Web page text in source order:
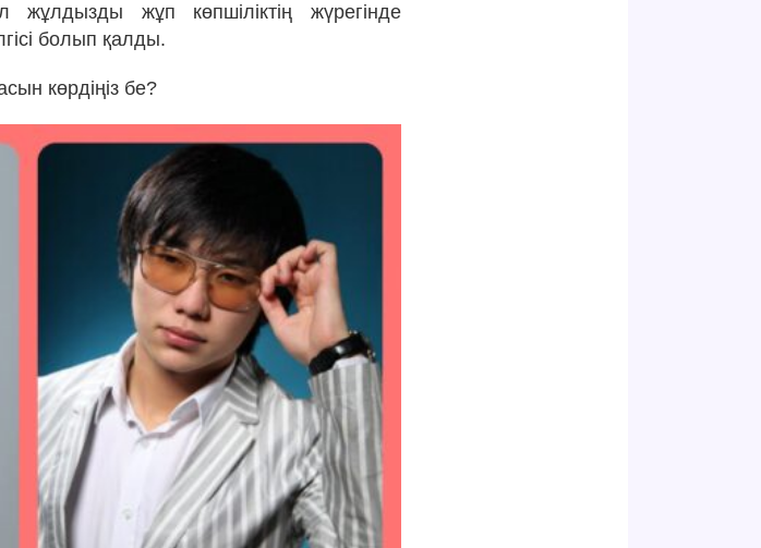
жұлдызды жұп көпшіліктің жүрегінде
болып қалды.
көрдіңіз бе?